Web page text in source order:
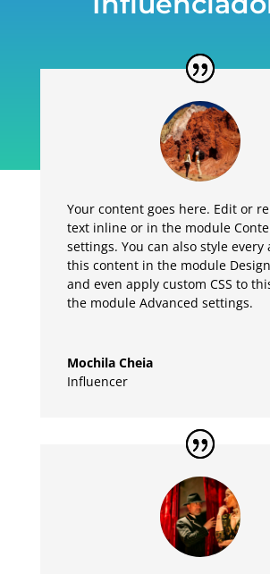
Your content goes here. Edit or
text inline or in the module
settings. You can also style every
this content in the module
and even apply custom CSS to
the module Advanced settings.
Mochila Cheia
Influencer